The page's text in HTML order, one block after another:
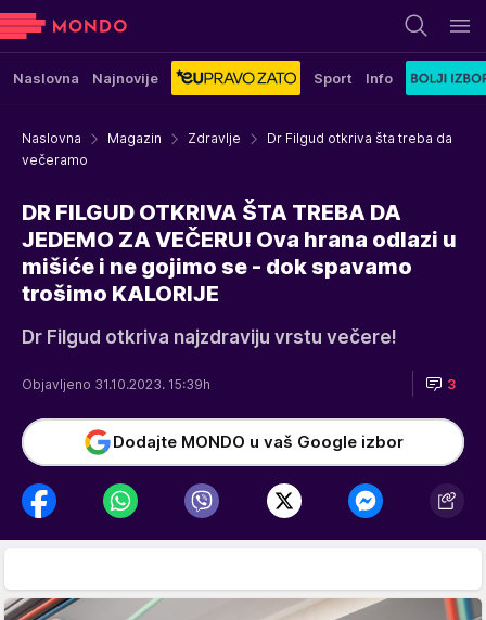
Naslovna Najnovije Sport Info
Naslovna Magazin Zdravlje
Dr Filgud otkriva šta treba da
večeramo
DR FILGUD OTKRIVA ŠTA TREBA DA
JEDEMO ZA VEČERU! Ova hrana odlazi u
mišiće i ne gojimo se - dok spavamo
trošimo KALORIJE
Dr Filgud otkriva najzdraviju vrstu večere!
Objavljeno 31.10.2023. 15:39h 3
Dodajte MONDO u vaš Google izbor